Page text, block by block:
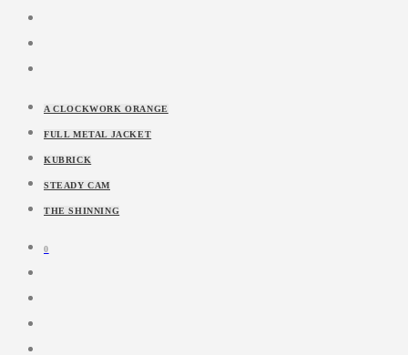
A CLOCKWORK ORANGE
FULL METAL JACKET
KUBRICK
STEADY CAM
THE SHINNING
0